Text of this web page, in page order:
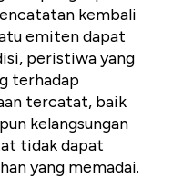
kembali
emiten dapat
peristiwa yang
terhadap
tercatat, baik
kelangsungan
tidak dapat
yang memadai.